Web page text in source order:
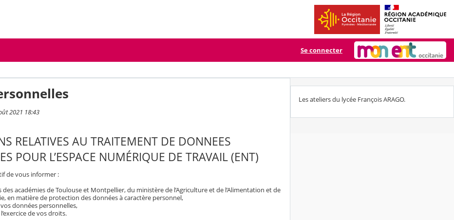
Se connecter
2021 18:43
RELATIVES AU TRAITEMENT DE DONNEES
POUR L’ESPACE NUMÉRIQUE DE TRAVAIL (ENT)
de vous informer :
des académies de Toulouse et Montpellier, du ministère de l’Agriculture et de l’Alimentation et de
en matière de protection des données à caractère personnel,
données personnelles,
de vos droits.
Les ateliers du lycée François ARAGO.